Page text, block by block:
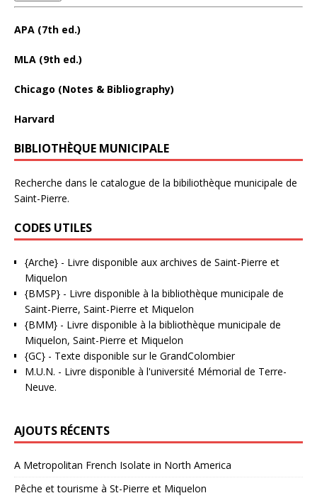
APA (7th ed.)
MLA (9th ed.)
Chicago (Notes & Bibliography)
Harvard
BIBLIOTHÈQUE MUNICIPALE
Recherche dans le catalogue de la bibiliothèque municipale de
Saint-Pierre.
CODES UTILES
{Arche} - Livre disponible aux archives de Saint-Pierre et
Miquelon
{BMSP} - Livre disponible à la bibliothèque municipale de
Saint-Pierre, Saint-Pierre et Miquelon
{BMM} - Livre disponible à la bibliothèque municipale de
Miquelon, Saint-Pierre et Miquelon
{GC} - Texte disponible sur le GrandColombier
M.U.N. - Livre disponible à l'université Mémorial de Terre-
Neuve.
AJOUTS RÉCENTS
A Metropolitan French Isolate in North America
Pêche et tourisme à St-Pierre et Miquelon